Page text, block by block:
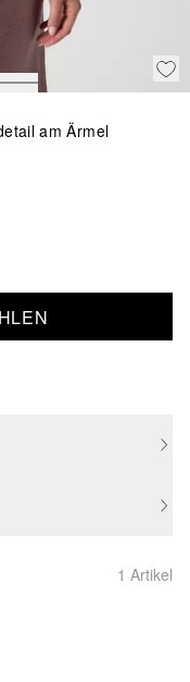
am Ärmel
1 Artikel